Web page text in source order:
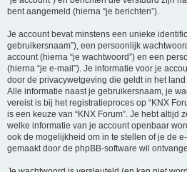
bent aangemeld (hierna “je berichten”).
Je account bevat minstens een unieke
gebruikersnaam”), een persoonlijk
account (hierna “je wachtwoord”) en een
(hierna “je e-mail”). Je informatie voor je
door de privacywetgeving die geldt in het
Alle informatie naast je gebruikersnaam, je
vereist is bij het registratieproces op “KNX
is een keuze van “KNX Forum”. Je hebt altijd
welke informatie van je account openbaar
ook de mogelijkheid om in te stellen of je de
gemaakt door de phpBB-software wil